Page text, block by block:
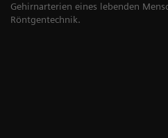
Gehirnarterien eines lebenden
Röntgentechnik.